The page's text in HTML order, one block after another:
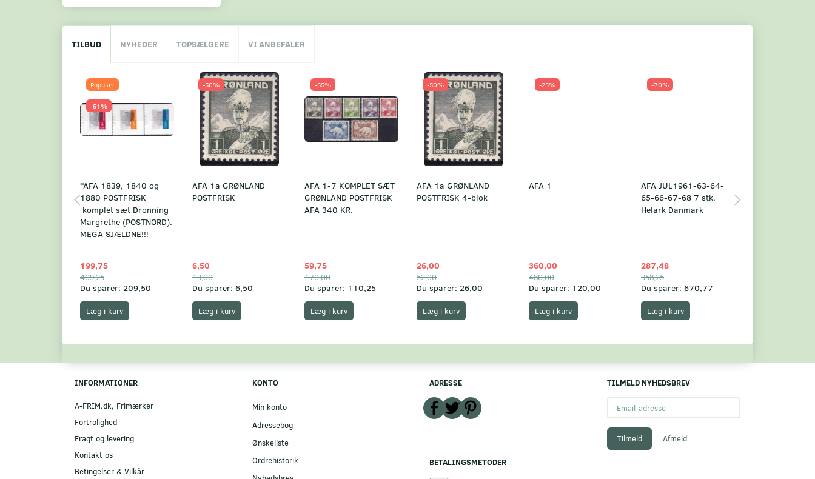
TILBUD NYHEDER TOPSÆLGERE VI ANBEFALER
Populær
-51%
*AFA 1839, 1840 og
1880 POSTFRISK
komplet sæt Dronning
Margrethe (POSTNORD).
MEGA SJÆLDNE!!!
199,75
409,25
Du sparer: 209,50
Læg i kurv
-50%
AFA 1a GRØNLAND
POSTFRISK
6,50
13,00
Du sparer: 6,50
Læg i kurv
-65%
AFA 1-7 KOMPLET SÆT
GRØNLAND POSTFRISK
AFA 340 KR.
59,75
170,00
Du sparer: 110,25
Læg i kurv
-50%
AFA 1a GRØNLAND
POSTFRISK 4-blok
26,00
52,00
Du sparer: 26,00
Læg i kurv
-25%
AFA 1
360,00
480,00
Du sparer: 120,00
Læg i kurv
-70%
AFA JUL1961-63-64-
65-66-67-68 7 stk.
Helark Danmark
287,48
958,25
Du sparer: 670,77
Læg i kurv
INFORMATIONER
A-FRIM.dk, Frimærker
Fortrolighed
Fragt og levering
Kontakt os
Betingelser & Vilkår
KONTO
Min konto
Adressebog
Ønskeliste
Ordrehistorik
ADRESSE
BETALINGSMETODER
TILMELD NYHEDSBREV
adresse
Tilmeld Afmeld